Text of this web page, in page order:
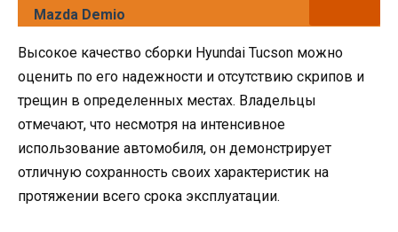
Mazda Demio
Высокое качество сборки Hyundai Tucson можно
оценить по его надежности и отсутствию скрипов и
трещин в определенных местах. Владельцы
отмечают, что несмотря на интенсивное
использование автомобиля, он демонстрирует
отличную сохранность своих характеристик на
протяжении всего срока эксплуатации.